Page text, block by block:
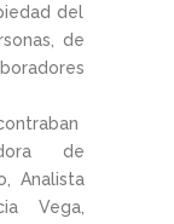
del
de
de
Analista
Vega,